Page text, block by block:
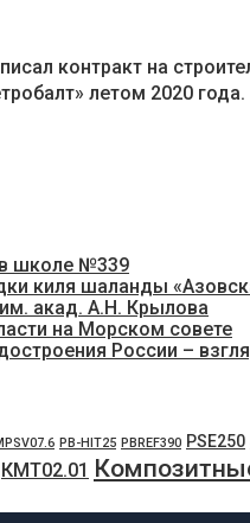
контракт на
летом 2020
в школе №339
киля шаланды
акад. А.Н. Крылова
на Морском совете
России –
PB-HIT25 PBREF390 PSE250
КМТ02.01